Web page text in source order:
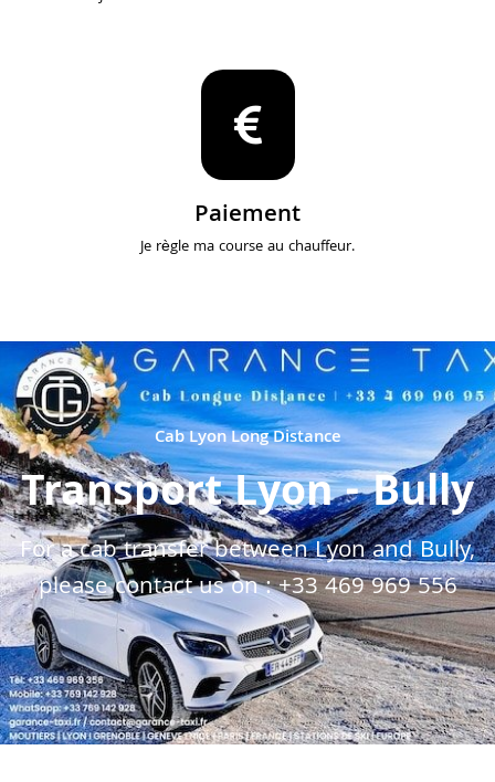
Paiement
Je règle ma course au chauffeur.
Cab Lyon Long Distance
Transport Lyon - Bully
For a cab transfer between Lyon and Bully,
please contact us on :+33 469 969 556